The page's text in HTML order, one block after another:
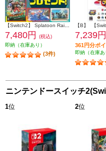
【Switch2】 Splatoon Raiders （スプラトゥーン レイダース）（特典：ノジマオリジナル特典 ぷっくりシール 付き）
7,480円
(税込)
即納（在庫あり）
(3件)
7,239円
361円分ポ
即納（在庫あ
ニンテンドースイッチ
1位 2位